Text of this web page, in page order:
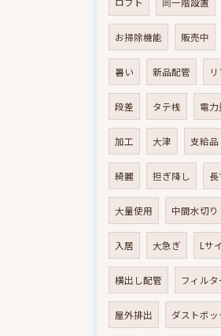
お掃除機能 販売中
暑い 新品配管
段差 タテ桟 電
加工 大津 支給品
綺麗 担ぎ降し 長
大量使用 中間水切り
入居 大急ぎ Lサ
横出し配管 フィル
屋外排出 ダストボッ